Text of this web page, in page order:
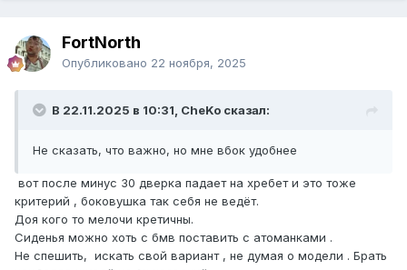
FоrtNorth
Опубликовано 22 ноября, 2025
В 22.11.2025 в 10:31, CheKo сказал:
Не сказать, что важно, но мне вбок удобнее
вот после минус 30 дверка падает на хребет и это тоже
критерий , боковушка так себя не ведёт.
Доя кого то мелочи кретичны.
Сиденья можно хоть с бмв поставить с атоманками .
Не спешить, искать свой вариант , не думая о модели . Брать